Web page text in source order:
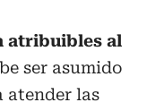
atribuibles al
ser asumido
atender las